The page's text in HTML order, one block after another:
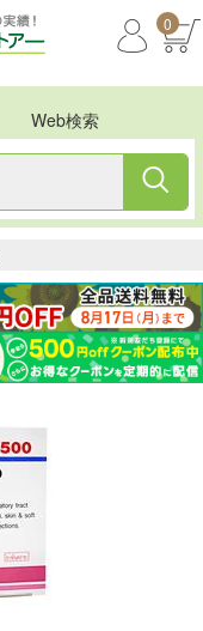
0
Web検索